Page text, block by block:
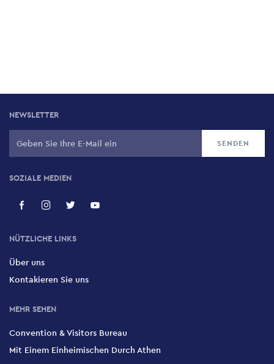
NEWSLETTER
SOZIALE MEDIEN
NÜTZLICHE LINKS
Über uns
Kontakieren Sie uns
MEHR SEHEN
Convention & Visitors Bureau
Mit Einem Einheimischen Durch Athen